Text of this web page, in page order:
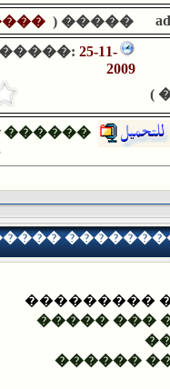
����� (
25-11-
2009
������
�����
���� ���
�����